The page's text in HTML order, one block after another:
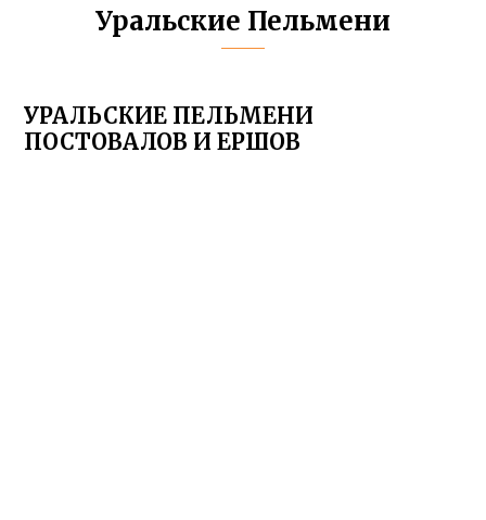
Уральские Пельмени
УРАЛЬСКИЕ ПЕЛЬМЕНИ
ПОСТОВАЛОВ И ЕРШОВ